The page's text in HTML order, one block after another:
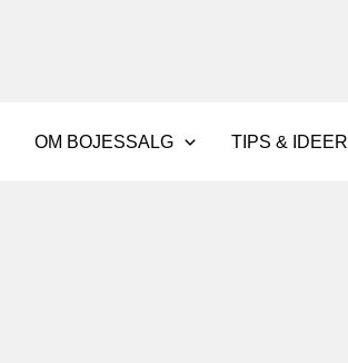
OM BOJESSALG TIPS & IDEER